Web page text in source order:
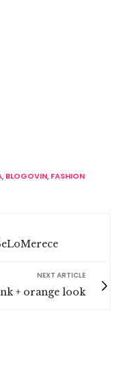
, BLOGOVIN, FASHION
NEXT ARTICLE
+ orange look